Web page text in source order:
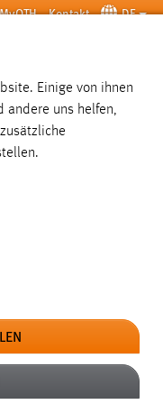
MyOTH Kontakt DE
SUCHE
Einige von ihnen
andere uns helfen,